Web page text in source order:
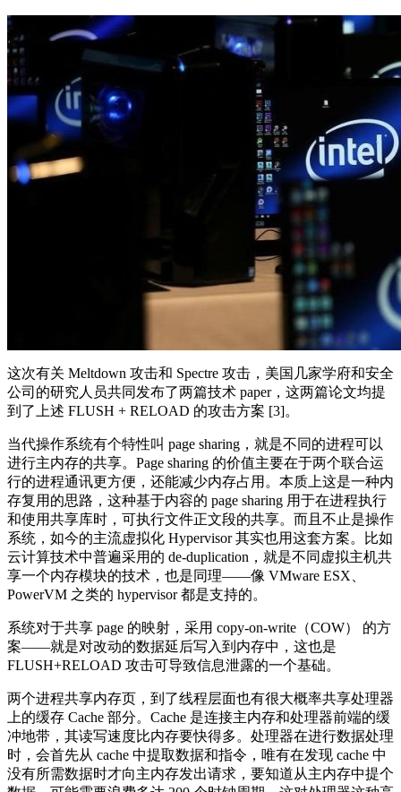
这次有关 Meltdown 攻击和 Spectre 攻击，美国几家学府和安全
公司的研究人员共同发布了两篇技术 paper，这两篇论文均提
到了上述 FLUSH + RELOAD 的攻击方案 [3]。
当代操作系统有个特性叫 page sharing，就是不同的进程可以
进行主内存的共享。Page sharing 的价值主要在于两个联合运
行的进程通讯更方便，还能减少内存占用。本质上这是一种内
存复用的思路，这种基于内容的 page sharing 用于在进程执行
和使用共享库时，可执行文件正文段的共享。而且不止是操作
系统，如今的主流虚拟化 Hypervisor 其实也用这套方案。比如
云计算技术中普遍采用的 de-duplication，就是不同虚拟主机共
享一个内存模块的技术，也是同理——像 VMware ESX、
PowerVM 之类的 hypervisor 都是支持的。
系统对于共享 page 的映射，采用 copy-on-write（COW） 的方
案——就是对改动的数据延后写入到内存中，这也是
FLUSH+RELOAD 攻击可导致信息泄露的一个基础。
两个进程共享内存页，到了线程层面也有很大概率共享处理器
上的缓存 Cache 部分。Cache 是连接主内存和处理器前端的缓
冲地带，其读写速度比内存要快得多。处理器在进行数据处理
时，会首先从 cache 中提取数据和指令，唯有在发现 cache 中
没有所需数据时才向主内存发出请求，要知道从主内存中提个